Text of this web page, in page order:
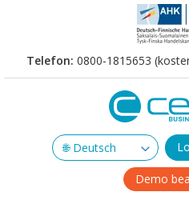
Telefon: 0800-1815653
Demo